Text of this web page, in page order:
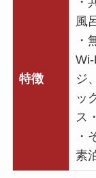
特徴
風
・
ジ
ッ
ス
・
素